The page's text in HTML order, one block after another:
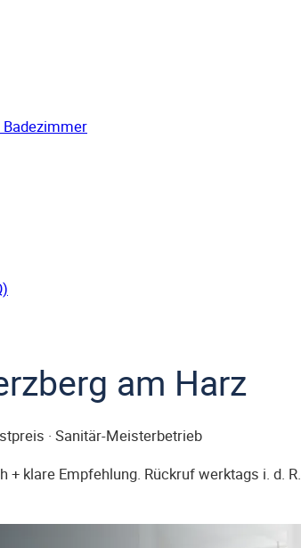
am Harz
· Sanitär-Meisterbetrieb
klare Empfehlung. Rückruf werktags i. d. R.